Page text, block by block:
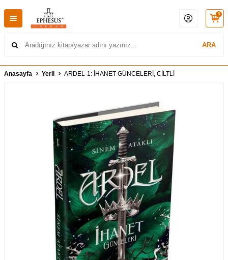
ARA
0
Anasayfa Yerli ARDEL-1: İHANET GÜNCELERİ, CİLTLİ